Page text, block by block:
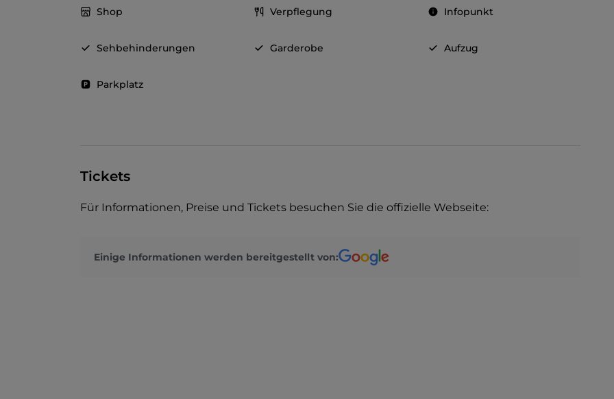
Shop Verpflegung Infopunkt
Sehbehinderungen Garderobe Aufzug
Parkplatz
Tickets
Für Informationen, Preise und Tickets besuchen Sie die offizielle Webseite:
Einige Informationen werden bereitgestellt von: